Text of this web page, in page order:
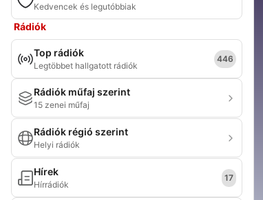
Kedvencek és legutóbbiak
Rádiók
Top rádiók
Legtöbbet hallgatott rádiók
446
Rádiók műfaj szerint
15 zenei műfaj
Rádiók régió szerint
Helyi rádiók
Hírek
Hírrádiók
17